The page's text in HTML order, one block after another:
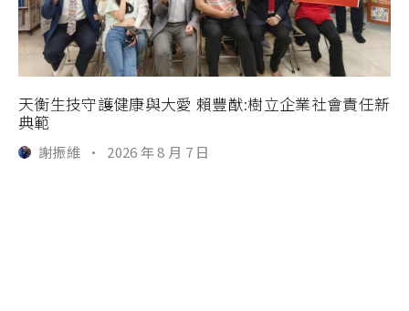
天衡生技守護健康與大愛 賴豐猷:樹立企業社會責任新
典範
謝振維 · 2026 年 8 月 7 日